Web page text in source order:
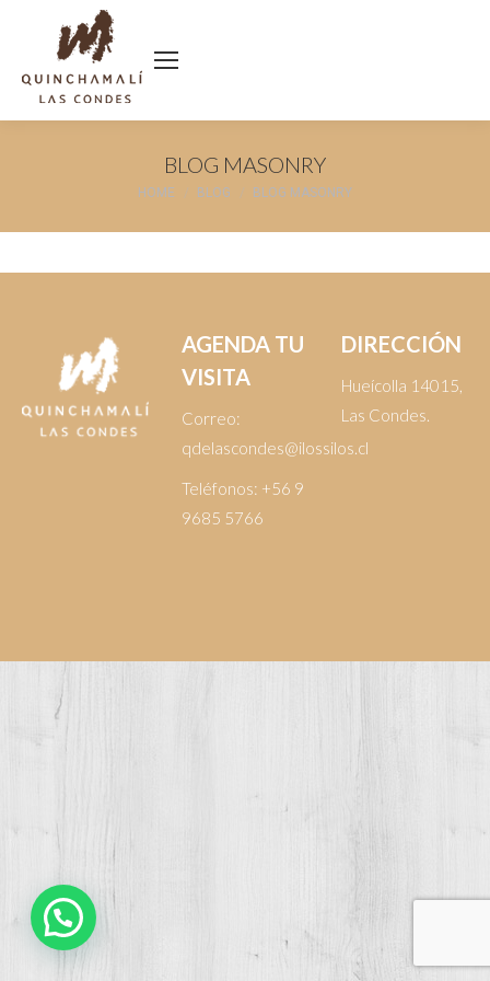
BLOG MASONRY
You are here:
HOME BLOG BLOG MASONRY
AGENDA TU
VISITA
Correo:
qdelascondes@ilossilos.cl
Teléfonos: +56 9
9685 5766
DIRECCIÓN
Hueícolla 14015,
Las Condes.